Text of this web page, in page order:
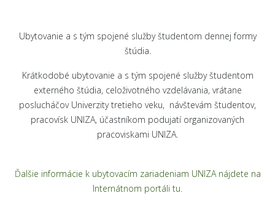
Ubytovanie a s tým spojené služby študentom dennej formy
štúdia.
Krátkodobé ubytovanie a s tým spojené služby študentom
externého štúdia, celoživotného vzdelávania, vrátane
poslucháčov Univerzity tretieho veku, návštevám študentov,
pracovísk UNIZA, účastníkom podujatí organizovaných
pracoviskami UNIZA.
Ďalšie informácie k ubytovacím zariadeniam UNIZA nájdete na
Internátnom portáli tu.